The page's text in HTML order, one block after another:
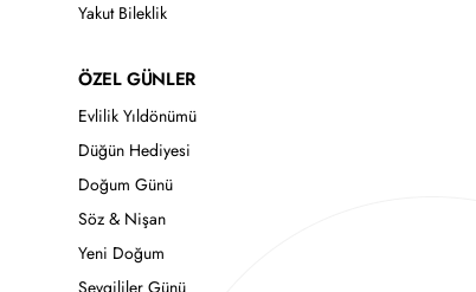
Yakut Bileklik
ÖZEL GÜNLER
Evlilik Yıldönümü
Düğün Hediyesi
Doğum Günü
Söz & Nişan
Yeni Doğum